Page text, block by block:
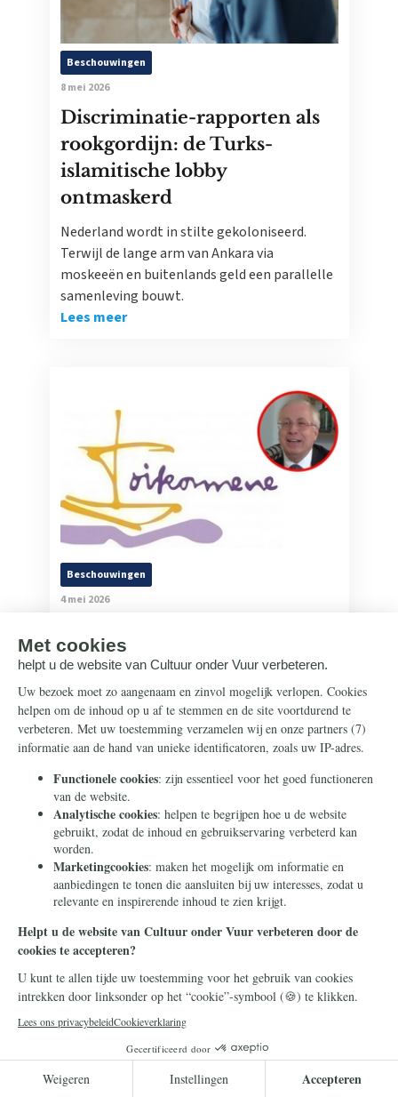
Beschouwingen
8 mei 2026
Discriminatie-rapporten als
rookgordijn: de Turks-
islamitische lobby
ontmaskerd
Nederland wordt in stilte gekoloniseerd.
Terwijl de lange arm van Ankara via
moskeeën en buitenlands geld een parallelle
samenleving bouwt.
Lees meer
Beschouwingen
4 mei 2026
(PVV): 'Raad van Kerken
verraadt het evangelie met
grenzeloze islam-dialoog'
Chris Faddegon spreekt zich uit tegen het
Raad der Kerken.
Lees meer
Politiek
4 mei 2026